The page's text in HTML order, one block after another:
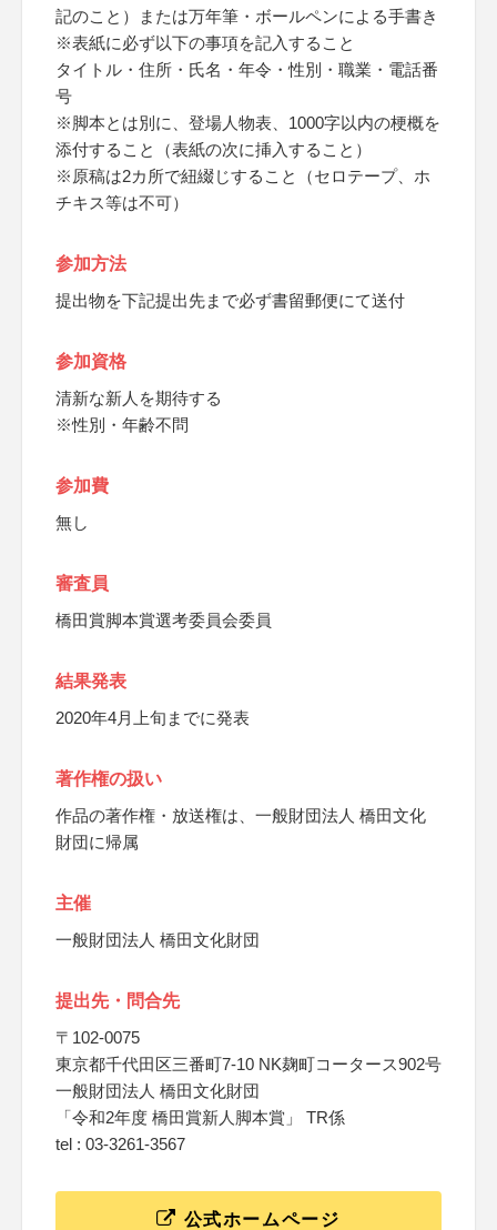
記のこと）または万年筆・ボールペンによる手書き
※表紙に必ず以下の事項を記入すること
タイトル・住所・氏名・年令・性別・職業・電話番
号
※脚本とは別に、登場人物表、1000字以内の梗概を
添付すること（表紙の次に挿入すること）
※原稿は2カ所で紐綴じすること（セロテープ、ホ
チキス等は不可）
参加方法
提出物を下記提出先まで必ず書留郵便にて送付
参加資格
清新な新人を期待する
※性別・年齢不問
参加費
無し
審査員
橋田賞脚本賞選考委員会委員
結果発表
2020年4月上旬までに発表
著作権の扱い
作品の著作権・放送権は、一般財団法人 橋田文化
財団に帰属
主催
一般財団法人 橋田文化財団
提出先・問合先
〒102-0075
東京都千代田区三番町7-10 NK麹町コータース902号
一般財団法人 橋田文化財団
「令和2年度 橋田賞新人脚本賞」 TR係
tel : 03-3261-3567
公式ホームページ